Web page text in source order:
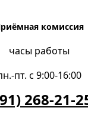
комиссия
часы работы
пт. с 9:00-16:00
268-21-